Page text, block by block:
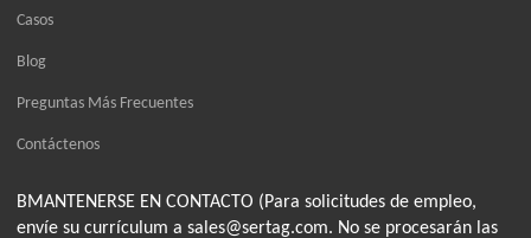
Casos
Blog
Preguntas Más Frecuentes
Contáctenos
BMANTENERSE EN CONTACTO (Para solicitudes de empleo,
envíe su currículum a sales@sertag.com. No se procesarán las